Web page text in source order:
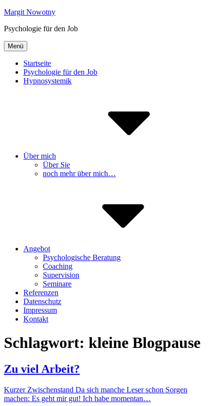
Inhalte
Margit Nowotny
Psychologie für den Job
Menü
Startseite
Psychologie für den Job
Hypnosystemik
Über mich
Über Sie
noch mehr über mich…
Angebot
Psychologische Beratung
Coaching
Supervision
Seminare
Referenzen
Datenschutz
Impressum
Kontakt
Schlagwort: kleine Blogpause
Zu viel Arbeit?
Kurzer Zwischenstand Da sich manche Leser schon Sorgen
machen: Es geht mir gut! Ich habe momentan…